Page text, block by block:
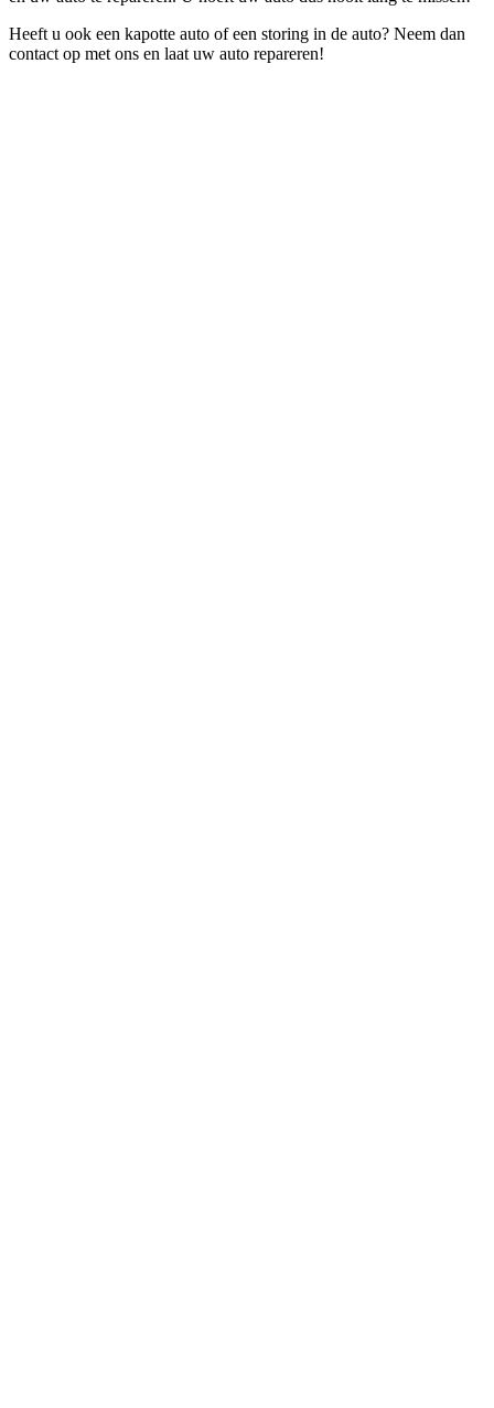
Heeft u ook een kapotte auto of een storing in de auto? Neem dan
contact op met ons en laat uw auto repareren!